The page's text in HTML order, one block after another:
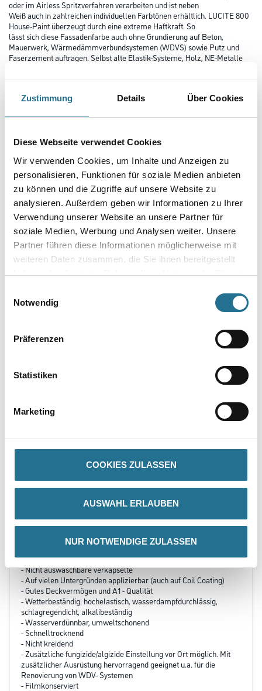
Zustimmung Details Über Cookies
Diese Webseite verwendet Cookies
Wir verwenden Cookies, um Inhalte und Anzeigen zu
personalisieren, Funktionen für soziale Medien anbieten
zu können und die Zugriffe auf unsere Website zu
analysieren. Außerdem geben wir Informationen zu Ihrer
Verwendung unserer Website an unsere Partner für
soziale Medien, Werbung und Analysen weiter. Unsere
Partner führen diese Informationen möglicherweise mit
weiteren Daten zusammen, die Sie ihnen bereitgestellt
haben oder die sie im Rahmen Ihrer Nutzung der Dienste
Notwendig
Präferenzen
Statistiken
Marketing
COOKIES ZULASSEN
AUSWAHL ERLAUBEN
NUR NOTWENDIGE ZULASSEN
oder im Airless Spritzverfahren verarbeiten und ist neben
Weiß auch in zahlreichen individuellen Farbtönen erhältlich. LUCITE 800
House-Paint überzeugt durch eine extreme Haftkraft. So
lässt sich diese Fassadenfarbe auch ohne Grundierung auf Beton,
Mauerwerk, Wärmedämmverbundsystemen (WDVS) sowie Putz und
Faserzement auftragen. Selbst alte Elastik-Systeme, Holz, NE-Metalle
House-Paint überzeugt vor allem durch Langlebigkeit. Diese
Das sorgt für ein leuchtend langanhaltendes, seidenmattes
Regen, Hitze und Kälte. Sie ist schlagregenfest, hoch elastisch und beugt
vor.
Farbtonbezeichnung
Glanzgrad
Gebinde
Umrechnungsfaktoren
Produkteigenschaft
- Wirtschaftlich: Hoch ergiebig, dünnschichtige Verarbeitung
- Direkt startklar und super Haftkraft - keine Grundierung in den
meisten Fällen notwendig
- Nicht auswaschbare verkapselte
- Auf vielen Untergründen applizierbar (auch auf Coil Coating)
- Gutes Deckvermögen und A1 - Qualität
- Wetterbeständig: hochelastisch, wasserdampfdurchlässig,
schlagregendicht, alkalibeständig
- Wasserverdünnbar, umweltschonend
- Schnelltrocknend
- Nicht kreidend
- Zusätzliche fungizide/algizide Einstellung vor Ort möglich. Mit
zusätzlicher Ausrüstung hervorragend geeignet u.a. für die
Renovierung von WDV- Systemen
- Filmkonserviert